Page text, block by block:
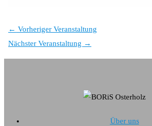
← Vorheriger Veranstaltung
Nächster Veranstaltung →
Über uns